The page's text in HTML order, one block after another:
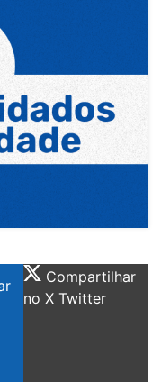
Compartilhar
no X Twitter